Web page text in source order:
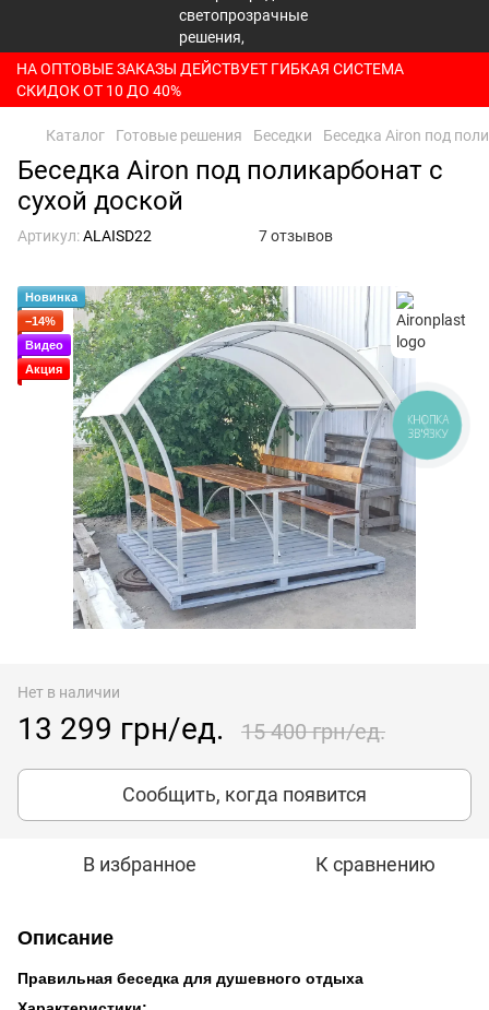
НА ОПТОВЫЕ ЗАКАЗЫ ДЕЙСТВУЕТ ГИБКАЯ СИСТЕМА
СКИДОК ОТ 10 ДО 40%
Каталог Готовые решения Беседки Беседка Airon под
Беседка Airon под поликарбонат с
сухой доской
Артикул:ALAISD22 7 отзывов
Новинка
−14%
Видео
Акция
Нет в наличии
13 299 грн/ед. 15 400 грн/ед.
Сообщить, когда появится
В избранное К сравнению
Описание
Правильная беседка для душевного отдыха
КНОПКА
ЗВ'ЯЗКУ